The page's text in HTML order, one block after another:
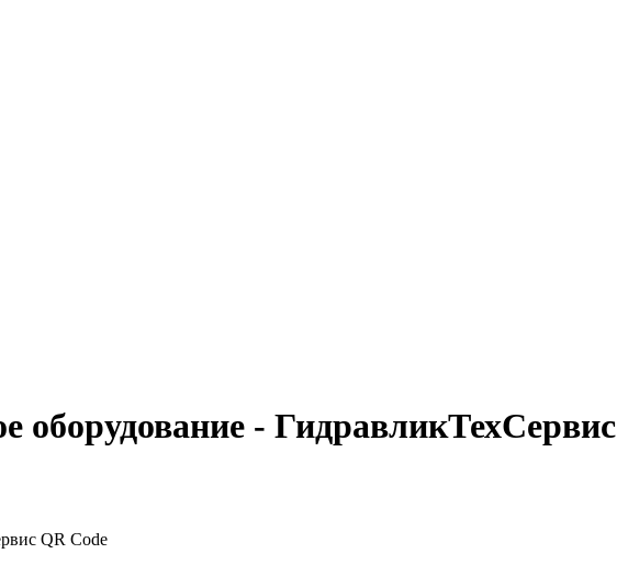
оборудование - ГидравликТехСервис